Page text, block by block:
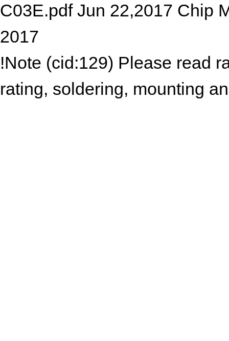
C03E.pdf Jun 22,2017 Chip
2017
!Note (cid:129) Please read
rating, soldering, mounting